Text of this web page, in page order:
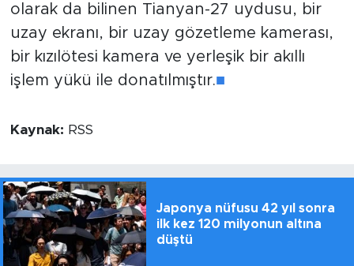
olarak da bilinen Tianyan-27 uydusu, bir
uzay ekranı, bir uzay gözetleme kamerası,
bir kızılötesi kamera ve yerleşik bir akıllı
işlem yükü ile donatılmıştır.■
Kaynak: RSS
Japonya nüfusu 42 yıl sonra
ilk kez 120 milyonun altına
düştü